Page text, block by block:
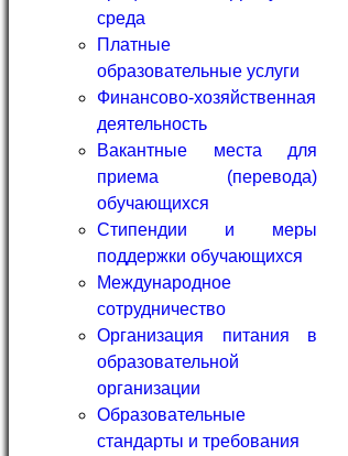
процесса. Доступная
среда
Платные
образовательные услуги
Финансово-хозяйственная
деятельность
Вакантные места для
приема (перевода)
обучающихся
Стипендии и меры
поддержки обучающихся
Международное
сотрудничество
Организация питания в
образовательной
организации
Образовательные